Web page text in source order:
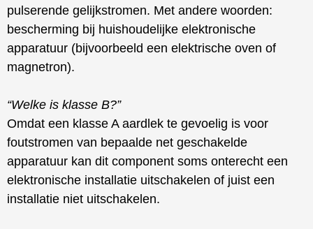
pulserende gelijkstromen. Met andere woorden:
bescherming bij huishoudelijke elektronische
apparatuur (bijvoorbeeld een elektrische oven of
magnetron).
“Welke is klasse B?”
Omdat een klasse A aardlek te gevoelig is voor
foutstromen van bepaalde net geschakelde
apparatuur kan dit component soms onterecht een
elektronische installatie uitschakelen of juist een
installatie niet uitschakelen.